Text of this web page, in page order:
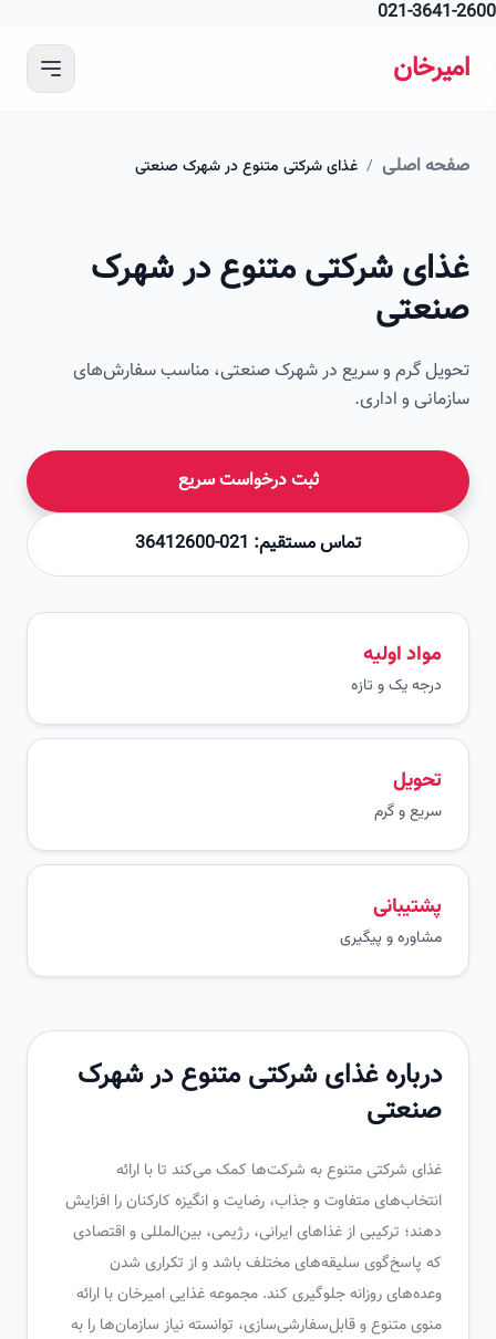
021-
اصلی / غذای شرکتی متنوع در شهرک صنعتی
شرکتی متنوع در شهرک
گرم و سریع در شهرک صنعتی، مناسب سفارش‌های
و اداری.
ثبت درخواست سریع
تماس مستقیم: 021-36412600
مواد اولیه
درجه یک و تازه
سریع و گرم
پشتیبانی
مشاوره و پیگیری
درباره غذای شرکتی متنوع در شهرک
صنعتی
غذای شرکتی متنوع به شرکت‌ها کمک می‌کند تا با ارائه
انتخاب‌های متفاوت و جذاب، رضایت و انگیزه کارکنان را افزایش
دهند؛ ترکیبی از غذاهای ایرانی، رژیمی، بین‌المللی و اقتصادی
که پاسخ‌گوی سلیقه‌های مختلف باشد و از تکراری شدن
وعده‌های روزانه جلوگیری کند. مجموعه غذایی امیرخان با ارائه
منوی متنوع و قابل‌سفارشی‌سازی، توانسته نیاز سازمان‌ها را به